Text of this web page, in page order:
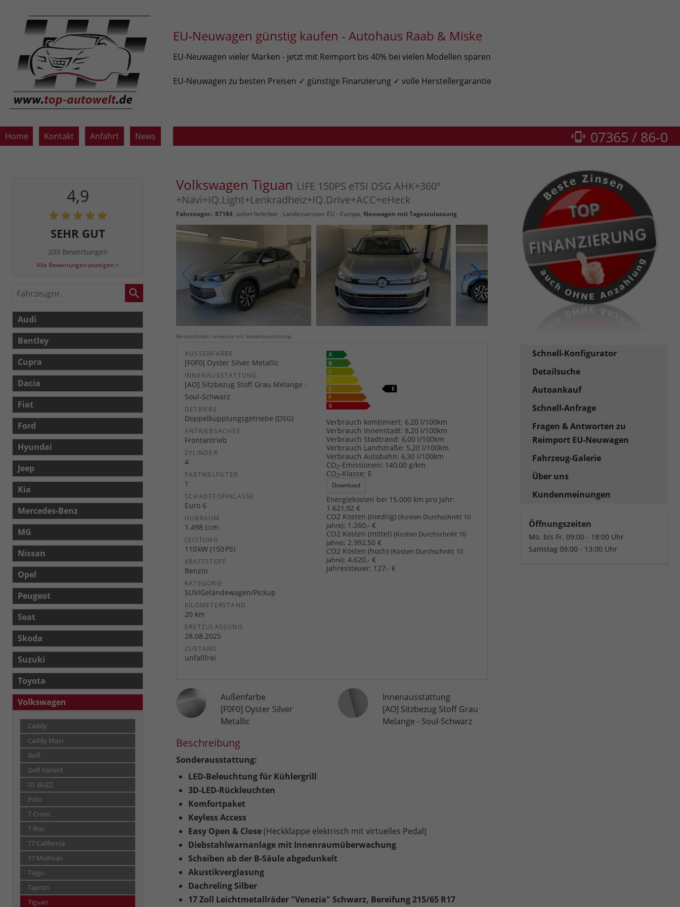
EU-Neuwagen günstig kaufen - Autohaus Raab & Miske
EU-Neuwagen vieler Marken - jetzt mit Reimport bis 40% bei vielen Modellen sparen
EU-Neuwagen zu besten Preisen ✓ günstige Finanzierung ✓ volle Herstellergarantie
Home Kontakt Anfahrt News 07365 / 86-0
Volkswagen Tiguan LIFE 150PS eTSI DSG AHK+360°
+Navi+IQ.Light+Lenkradheiz+IQ.Drive+ACC+eHeck
Fahrzeugnr.: 87184, sofort lieferbar, Landesversion: EU - Europa, Neuwagen mit Tageszulassung
Beispielbilder, teilweise mit Sonderausstattung
AUSSENFARBE
[F0F0] Oyster Silver Metallic
INNENAUSSTATTUNG
[AO] Sitzbezug Stoff Grau Melange -
Soul-Schwarz
GETRIEBE
Doppelkupplungsgetriebe (DSG)
ANTRIEBSACHSE
Frontantrieb
ZYLINDER
4
PARTIKELFILTER
1
SCHADSTOFFKLASSE
Euro 6
HUBRAUM
1.498 ccm
LEISTUNG
110 kW (150 PS)
KRAFTSTOFF
Benzin
KATEGORIE
SUV/Geländewagen/Pickup
KILOMETERSTAND
20 km
ERSTZULASSUNG
28.08.2025
ZUSTAND
unfallfrei
Verbrauch kombiniert: 6,20 l/100km
Verbrauch Innenstadt: 8,20 l/100km
Verbrauch Stadtrand: 6,00 l/100km
Verbrauch Landstraße: 5,20 l/100km
Verbrauch Autobahn: 6,30 l/100km
CO2-Emissionen: 140,00 g/km
CO2-Klasse: E
Download
Energiekosten bei 15.000 km pro Jahr:
1.621,92 €
CO2 Kosten (niedrig)(Kosten Durchschnitt 10
Jahre): 1.260,- €
CO2 Kosten (mittel)(Kosten Durchschnitt 10
Jahre): 2.992,50 €
CO2 Kosten (hoch)(Kosten Durchschnitt 10
Jahre): 4.620,- €
Jahressteuer: 127,- €
Außenfarbe
[F0F0] Oyster Silver
Metallic
InnenausstattungInnenausstattung
[AO] Sitzbezug Stoff Grau
Melange - Soul-Schwarz
Beschreibung
Sonderausstattung:
LED-Beleuchtung für Kühlergrill
3D-LED-Rückleuchten
Komfortpaket
Keyless Access
Easy Open & Close(Heckklappe elektrisch mit virtuelles Pedal)
Diebstahlwarnanlage mit Innenraumüberwachung
Scheiben ab der B-Säule abgedunkelt
Akustikverglasung
Dachreling Silber
17 Zoll Leichtmetallräder "Venezia" Schwarz, Bereifung 215/65 R17
4,9
SEHR GUT
209 Bewertungen
Alle Bewertungen anzeigen >
Fahrzeugnr.
Audi
Bentley
Cupra
Dacia
Fiat
Ford
Hyundai
Jeep
Kia
Mercedes-Benz
MG
Nissan
Opel
Peugeot
Seat
Skoda
Suzuki
Toyota
Volkswagen
Caddy
Caddy Maxi
Golf
Golf Variant
ID. BUZZ
Polo
T-Cross
T-Roc
T7 California
T7 Multivan
Taigo
Tayron
Tiguan
Schnell-Konfigurator
Detailsuche
Autoankauf
Schnell-Anfrage
Fragen & Antworten zu
Reimport EU-Neuwagen
Fahrzeug-Galerie
Über uns
Kundenmeinungen
Öffnungszeiten
Mo. bis Fr. 09:00 - 18:00 Uhr
Samstag 09:00 - 13:00 Uhr